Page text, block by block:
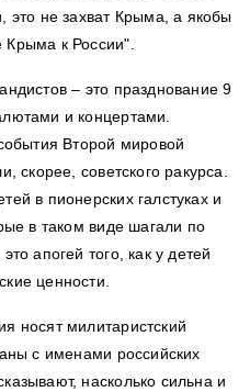
это не захват Крыма, а якобы
Крыма к России".
– это празднование 9
и концертами.
Второй мировой
скорее, советского ракурса.
в пионерских галстуках и
в таком виде шагали по
апогей того, как у детей
ценности.
носят милитаристский
с именами российских
насколько сильна и